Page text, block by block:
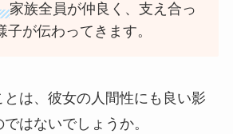
家族全員が仲良く、支え合っ
子が伝わってきます。
は、彼女の人間性にも良い影
はないでしょうか。